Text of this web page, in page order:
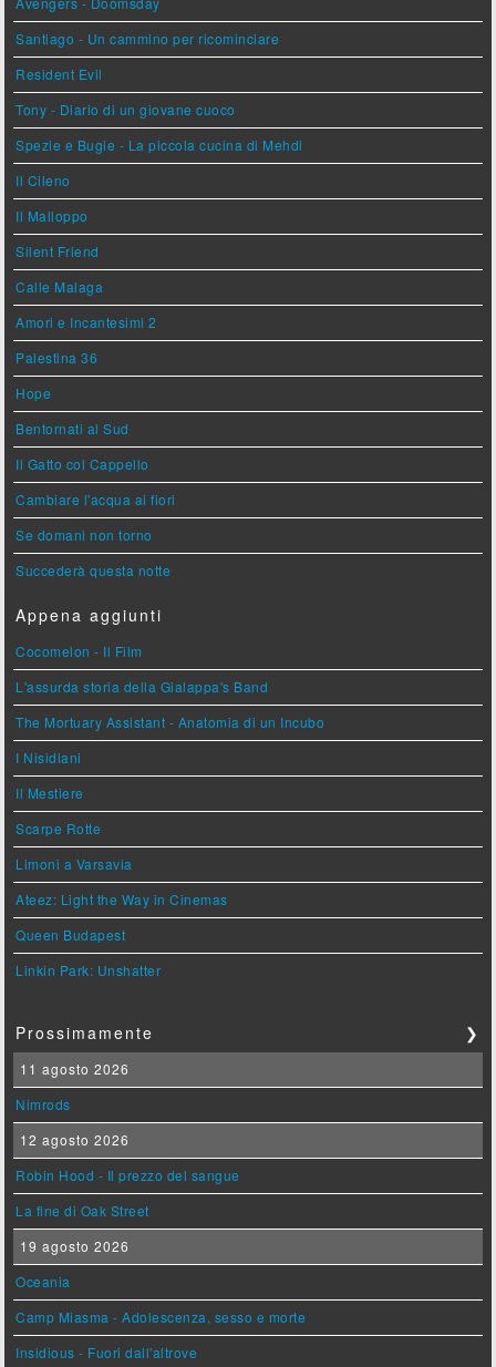
Santiago - Un cammino per ricominciare
Resident Evil
Tony - Diario di un giovane cuoco
Spezie e Bugie - La piccola cucina di Mehdi
Il Cileno
Il Malloppo
Silent Friend
Calle Malaga
Amori e Incantesimi 2
Palestina 36
Hope
Bentornati al Sud
Il Gatto col Cappello
Cambiare l'acqua ai fiori
Se domani non torno
Succederà questa notte
Appena aggiunti
Cocomelon - Il Film
L'assurda storia della Gialappa's Band
The Mortuary Assistant - Anatomia di un Incubo
I Nisidiani
Il Mestiere
Scarpe Rotte
Limoni a Varsavia
Ateez: Light the Way in Cinemas
Queen Budapest
Linkin Park: Unshatter
Prossimamente ❯
11 agosto 2026
Nimrods
12 agosto 2026
Robin Hood - Il prezzo del sangue
La fine di Oak Street
19 agosto 2026
Oceania
Camp Miasma - Adolescenza, sesso e morte
Insidious - Fuori dall'altrove